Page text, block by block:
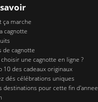
ça marche
cagnotte
de cagnotte
une cagnotte en ligne ?
10 des cadeaux originaux
dés célébrations uniques
destinations pour cette fin d'annee